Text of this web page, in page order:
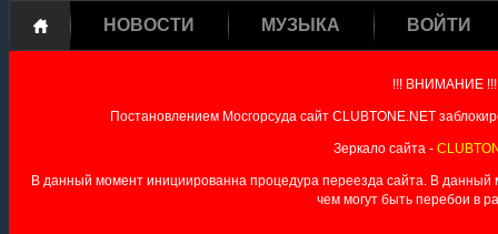
НОВОСТИ МУЗЫКА ВОЙТИ
!!! ВНИМАНИЕ !!!
Постановлением Мосгорсуда сайт CLUBTONE.NET
Зеркало сайта -
В данный момент инициированна процедура переезда сайта. В данный
чем могут быть перебои в